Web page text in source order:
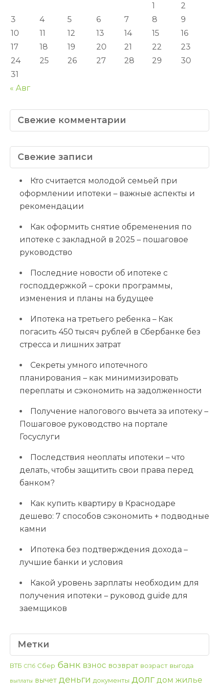
1
2
3
4 5 6 7 8
9
10
11 12 13 14 15
16
17
18 19 20 21 22
23
24
25 26 27 28 29
30
31
« Авг
Свежие комментарии
Свежие записи
Кто считается молодой семьей при
оформлении ипотеки – важные аспекты и
рекомендации
Как оформить снятие обременения по
ипотеке с закладной в 2025 – пошаговое
руководство
Последние новости об ипотеке с
господдержкой – сроки программы,
изменения и планы на будущее
Ипотека на третьего ребенка – Как
погасить 450 тысяч рублей в Сбербанке без
стресса и лишних затрат
Секреты умного ипотечного
планирования – как минимизировать
переплаты и сэкономить на задолженности
Получение налогового вычета за ипотеку –
Пошаговое руководство на портале
Госуслуги
Последствия неоплаты ипотеки – что
делать, чтобы защитить свои права перед
банком?
Как купить квартиру в Краснодаре
дешево: 7 способов сэкономить + подводные
камни
Ипотека без подтверждения дохода –
лучшие банки и условия
Какой уровень зарплаты необходим для
получения ипотеки – руковод guide для
заемщиков
Метки
ВТБ СПб Сбер банк взнос возврат возраст выгода
выплаты вычет деньги документы долг дом жилье